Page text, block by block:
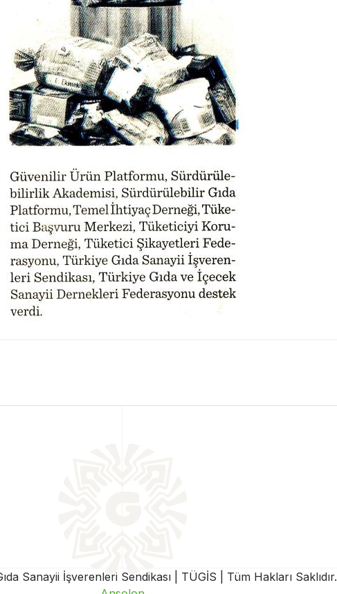
Sanayii İşverenleri Sendikası | TÜGİS | Tüm Hakları Saklıdır.